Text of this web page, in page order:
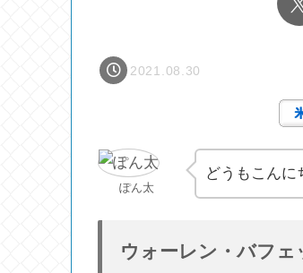
2021.08.30
ぽん太
どうもこんに
ウォーレン・バフェ